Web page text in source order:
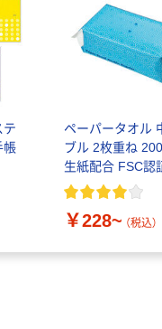
テ
帳
ペーパータオル
ブル 2枚重ね
生紙配合 FSC認
製紙クレシア共同
￥228~ （税込）